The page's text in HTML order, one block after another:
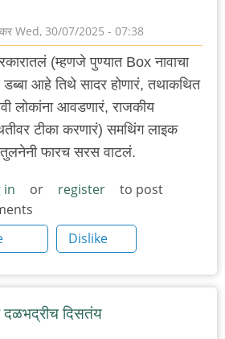
Wed, 30/07/2025 - 07:38
(म्हणजे पुण्यात Box नावाचा
आहे तिथे सादर होणारं, तथाकथित
लोकांना आवडणारं, राजकीय
टीका करणारं) समथिंग लाइक
फारच सरस वाटलं.
in or register
to post
Dislike
दिसतंय